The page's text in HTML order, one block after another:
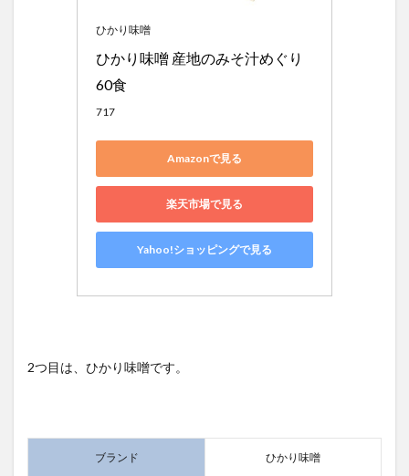
ひかり味噌
ひかり味噌 産地のみそ汁めぐり
60食
717
Amazonで見る
楽天市場で見る
Yahoo!ショッピングで見る
2つ目は、ひかり味噌です。
ブランド ひかり味噌